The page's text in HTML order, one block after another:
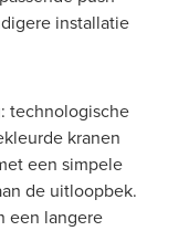
installatie
technologische
kranen
een simpele
de uitloopbek.
een langere